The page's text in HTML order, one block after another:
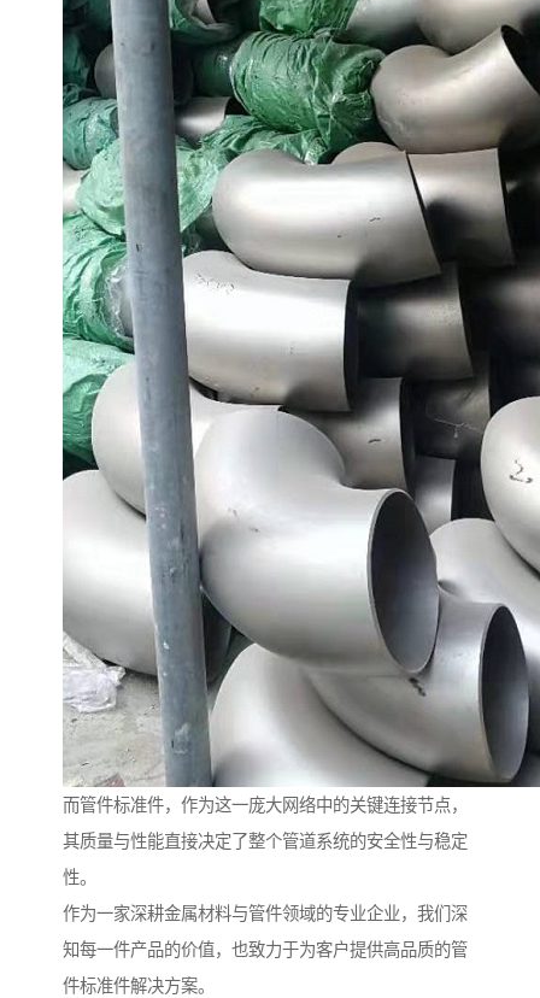
而管件标准件，作为这一庞大网络中的关键连接节点，
其质量与性能直接决定了整个管道系统的安全性与稳定
性。
作为一家深耕金属材料与管件领域的专业企业，我们深
知每一件产品的价值，也致力于为客户提供高品质的管
件标准件解决方案。